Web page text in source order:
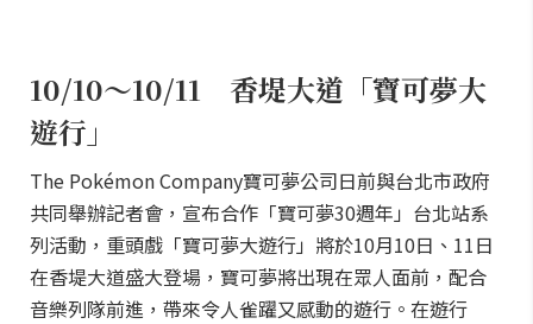
10/10～10/11 香堤大道「寶可夢大
遊行」
The Pokémon Company寶可夢公司日前與台北市政府
共同舉辦記者會，宣布合作「寶可夢30週年」台北站系
列活動，重頭戲「寶可夢大遊行」將於10月10日、11日
在香堤大道盛大登場，寶可夢將出現在眾人面前，配合
音樂列隊前進，帶來令人雀躍又感動的遊行。在遊行